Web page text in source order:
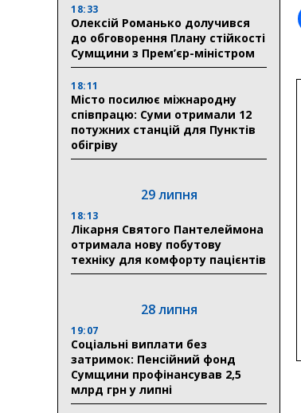
18:33
Олексій Романько долучився
до обговорення Плану стійкості
Сумщини з Прем’єр-міністром
18:11
Місто посилює міжнародну
співпрацю: Суми отримали 12
потужних станцій для Пунктів
обігріву
29 липня
18:13
Лікарня Святого Пантелеймона
отримала нову побутову
техніку для комфорту пацієнтів
28 липня
19:07
Соціальні виплати без
затримок: Пенсійний фонд
Сумщини профінансував 2,5
млрд грн у липні